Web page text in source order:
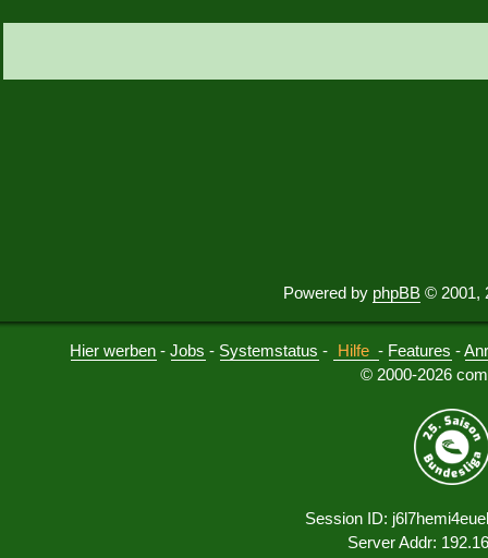
Powered by phpBB © 2001,
Hier werben -Jobs - Systemstatus - Hilfe - Features -
© 2000-2026
Session ID:
Server Addr: